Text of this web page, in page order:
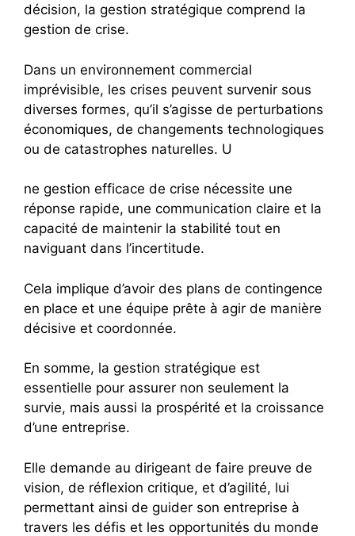
décision, la gestion stratégique comprend la
gestion de crise.
Dans un environnement commercial
imprévisible, les crises peuvent survenir sous
diverses formes, qu’il s’agisse de perturbations
économiques, de changements technologiques
ou de catastrophes naturelles. U
ne gestion efficace de crise nécessite une
réponse rapide, une communication claire et la
capacité de maintenir la stabilité tout en
naviguant dans l’incertitude.
Cela implique d’avoir des plans de contingence
en place et une équipe prête à agir de manière
décisive et coordonnée.
En somme, la gestion stratégique est
essentielle pour assurer non seulement la
survie, mais aussi la prospérité et la croissance
d’une entreprise.
Elle demande au dirigeant de faire preuve de
vision, de réflexion critique, et d’agilité, lui
permettant ainsi de guider son entreprise à
travers les défis et les opportunités du monde